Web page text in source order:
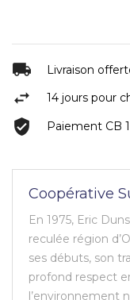
Livraison
14 jours pour
Paiement CB
Coopérative
En 1975, Eric
reculée région
ses débuts, son
profond respect
l’environnement